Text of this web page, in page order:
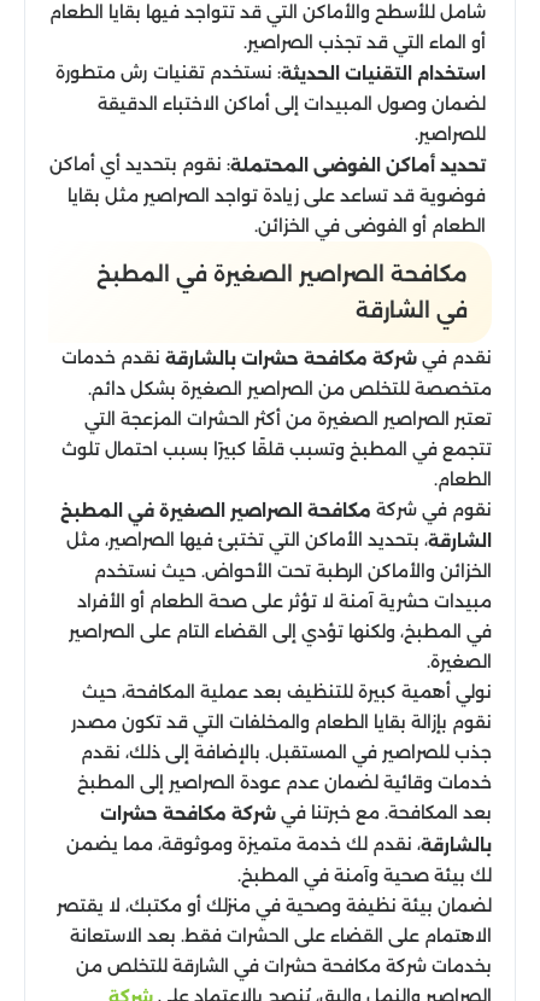
شامل للأسطح والأماكن التي قد تتواجد فيها بقايا الطعام
أو الماء التي قد تجذب الصراصير.
استخدام التقنيات الحديثة: نستخدم تقنيات رش متطورة
لضمان وصول المبيدات إلى أماكن الاختباء الدقيقة
للصراصير.
تحديد أماكن الفوضى المحتملة: نقوم بتحديد أي أماكن
فوضوية قد تساعد على زيادة تواجد الصراصير مثل بقايا
الطعام أو الفوضى في الخزائن.
مكافحة الصراصير الصغيرة في المطبخ
في الشارقة​
نقدم في شركة مكافحة حشرات بالشارقة نقدم خدمات
متخصصة للتخلص من الصراصير الصغيرة بشكل دائم.
تعتبر الصراصير الصغيرة من أكثر الحشرات المزعجة التي
تتجمع في المطبخ وتسبب قلقًا كبيرًا بسبب احتمال تلوث
الطعام.
نقوم في شركة مكافحة الصراصير الصغيرة في المطبخ
الشارقة، بتحديد الأماكن التي تختبئ فيها الصراصير، مثل
الخزائن والأماكن الرطبة تحت الأحواض. حيث نستخدم
مبيدات حشرية آمنة لا تؤثر على صحة الطعام أو الأفراد
في المطبخ، ولكنها تؤدي إلى القضاء التام على الصراصير
الصغيرة.
نولي أهمية كبيرة للتنظيف بعد عملية المكافحة، حيث
نقوم بإزالة بقايا الطعام والمخلفات التي قد تكون مصدر
جذب للصراصير في المستقبل. بالإضافة إلى ذلك، نقدم
خدمات وقائية لضمان عدم عودة الصراصير إلى المطبخ
بعد المكافحة. مع خبرتنا في شركة مكافحة حشرات
بالشارقة، نقدم لك خدمة متميزة وموثوقة، مما يضمن
لك بيئة صحية وآمنة في المطبخ.
لضمان بيئة نظيفة وصحية في منزلك أو مكتبك، لا يقتصر
الاهتمام على القضاء على الحشرات فقط. بعد الاستعانة
بخدمات شركة مكافحة حشرات في الشارقة للتخلص من
الصراصير والنمل والبق، يُنصح بالاعتماد على